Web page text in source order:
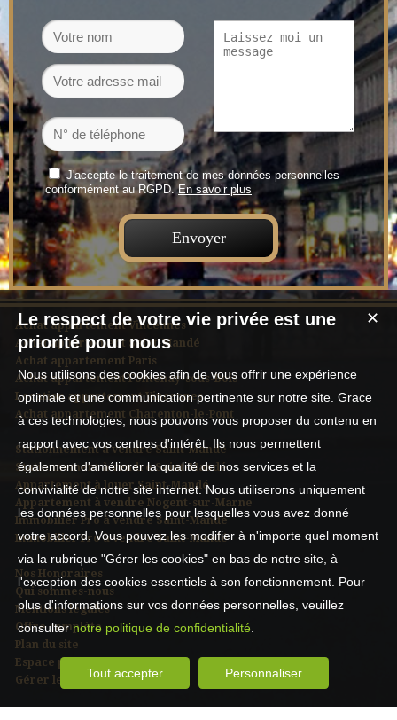
J'accepte le traitement de mes données personnelles
conformément au RGPD. En savoir plus
Achat appartement Vincennes
Achat appartement Saint-Mandé
Achat appartement Paris
Achat appartement Fontenay-sous-Bois
Location appartement Vincennes
Achat appartement Charenton-le-Pont
Stationnement à vendre Saint-Mandé
Stationnement à vendre Saint-Mandé
Appartement à louer Saint-Mandé
Appartement à vendre Nogent-sur-Marne
Immobilier Pro à vendre Saint-Mandé
Immobilier Pro à vendre Saint-Mandé
Nos Honoraires
Qui sommes-nous
Mentions légales
Offre complète
Plan du site
Espace propriétaire
Gérer les cookies
✕
Le respect de votre vie privée est une
priorité pour nous
Nous utilisons des cookies afin de vous offrir une expérience
optimale et une communication pertinente sur notre site. Grace
à ces technologies, nous pouvons vous proposer du contenu en
rapport avec vos centres d'intérêt. Ils nous permettent
également d'améliorer la qualité de nos services et la
convivialité de notre site internet. Nous utiliserons uniquement
les données personnelles pour lesquelles vous avez donné
votre accord. Vous pouvez les modifier à n'importe quel moment
via la rubrique "Gérer les cookies" en bas de notre site, à
l'exception des cookies essentiels à son fonctionnement. Pour
plus d'informations sur vos données personnelles, veuillez
consulternotre politique de confidentialité
Tout accepter Personnaliser